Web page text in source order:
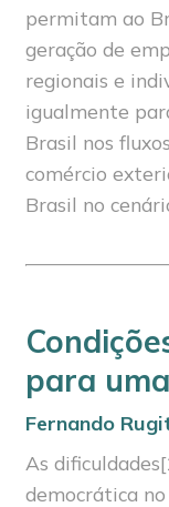
permitam ao
geração de
regionais e
igualmente
Brasil nos
comércio
Brasil no
para
Fernando
As
democrática